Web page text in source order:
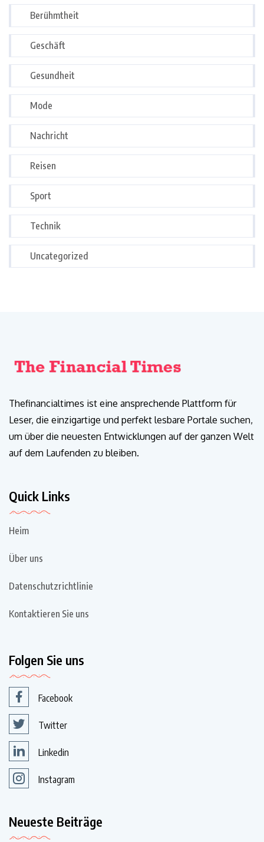
Berühmtheit
Geschäft
Gesundheit
Mode
Nachricht
Reisen
Sport
Technik
Uncategorized
Thefinancialtimes ist eine ansprechende Plattform für
Leser, die einzigartige und perfekt lesbare Portale suchen,
um über die neuesten Entwicklungen auf der ganzen Welt
auf dem Laufenden zu bleiben.
Quick Links
Heim
Über uns
Datenschutzrichtlinie
Kontaktieren Sie uns
Folgen Sie uns
Facebook
Twitter
Linkedin
Instagram
Neueste Beiträge